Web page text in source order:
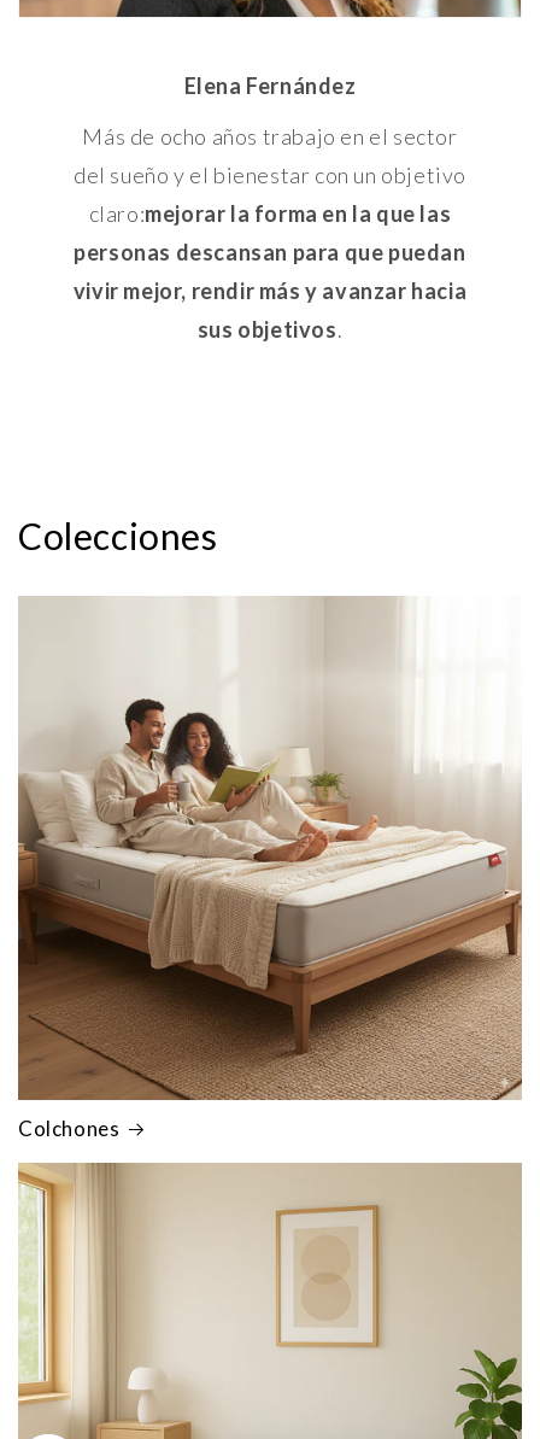
Elena Fernández
Más de ocho años trabajo en el sector
del sueño y el bienestar con un objetivo
claro:mejorar la forma en la que las
personas descansan para que puedan
vivir mejor, rendir más y avanzar hacia
sus objetivos.
Colecciones
Colchones